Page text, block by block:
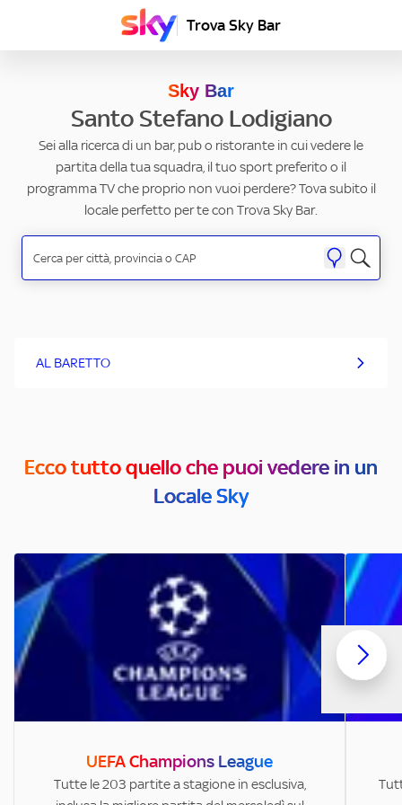
Trova Sky Bar
Sky Bar
Santo Stefano Lodigiano
Sei alla ricerca di un bar, pub o ristorante in cui vedere le
partita della tua squadra, il tuo sport preferito o il
programma TV che proprio non vuoi perdere? Tova subito il
locale perfetto per te con Trova Sky Bar.
AL BARETTO
Ecco tutto quello che puoi vedere in un
Locale Sky
UEFA Champions League
Tutte le 203 partite a stagione in esclusiva,